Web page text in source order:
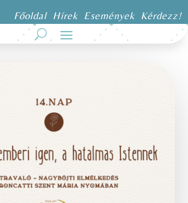
Főoldal Hírek Események Kérdezz!